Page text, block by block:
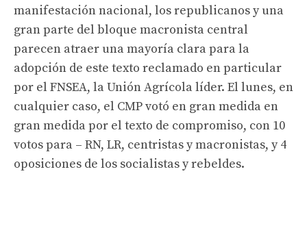
manifestación nacional, los republicanos y una
gran parte del bloque macronista central
parecen atraer una mayoría clara para la
adopción de este texto reclamado en particular
por el FNSEA, la Unión Agrícola líder. El lunes, en
cualquier caso, el CMP votó en gran medida en
gran medida por el texto de compromiso, con 10
votos para – RN, LR, centristas y macronistas, y 4
oposiciones de los socialistas y rebeldes.